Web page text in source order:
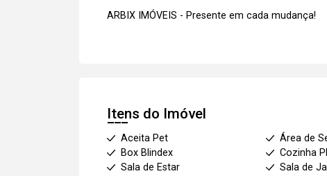
ARBIX IMÓVEIS - Presente em cada mudança!
Itens do Imóvel
Aceita Pet Área de
Box Blindex
Cozinha
Sala de Estar
Sala de